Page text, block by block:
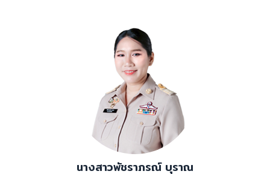
นางสาวพัชราภรณ์ บุราณ